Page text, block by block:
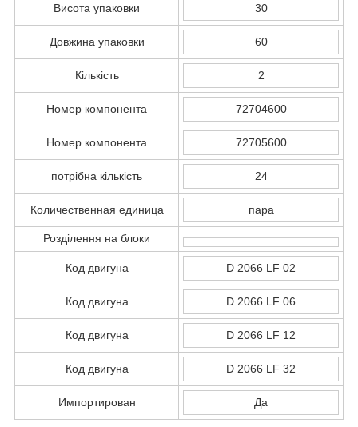
Висота упаковки 30
Довжина упаковки 60
Кількість 2
Номер компонента 72704600
Номер компонента 72705600
потрібна кількість 24
Количественная единица пара
Розділення на блоки
Код двигуна D 2066 LF 02
Код двигуна D 2066 LF 06
Код двигуна D 2066 LF 12
Код двигуна D 2066 LF 32
Импортирован Да